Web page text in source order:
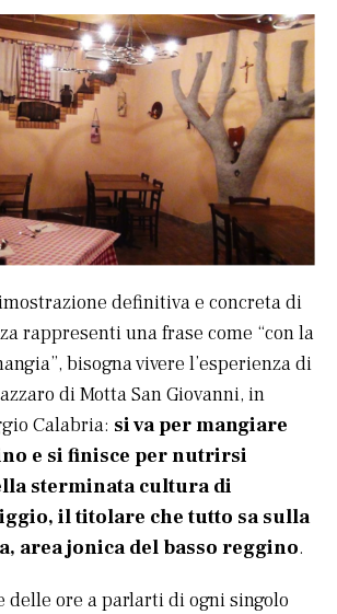
definitiva e concreta di
rappresenti una frase come “con la
bisogna vivere l’esperienza di
di Motta San Giovanni, in
Calabria: si va per mangiare
e si finisce per nutrirsi
sterminata cultura di
il titolare che tutto sa sulla
area jonica del basso reggino.
delle ore a parlarti di ogni singolo